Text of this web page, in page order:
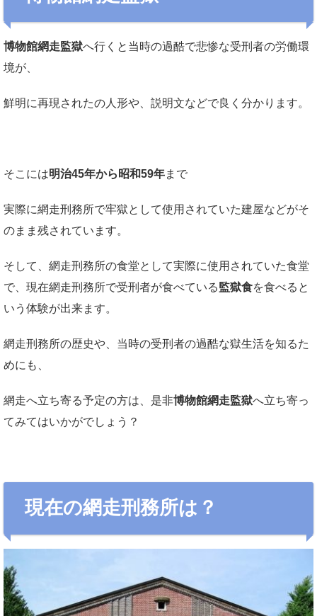
博物館網走監獄へ行くと当時の過酷で悲惨な受刑者の労働環
境が、
鮮明に再現されたの人形や、説明文などで良く分かります。
そこには明治45年から昭和59年まで
実際に網走刑務所で牢獄として使用されていた建屋などがそ
のまま残されています。
そして、網走刑務所の食堂として実際に使用されていた食堂
で、現在網走刑務所で受刑者が食べている監獄食を食べると
いう体験が出来ます。
網走刑務所の歴史や、当時の受刑者の過酷な獄生活を知るた
めにも、
網走へ立ち寄る予定の方は、是非博物館網走監獄へ立ち寄っ
てみてはいかがでしょう？
現在の網走刑務所は？